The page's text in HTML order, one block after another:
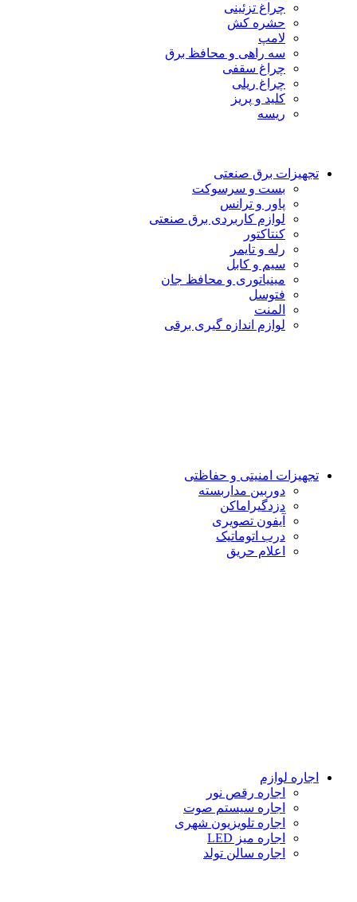
چراغ تزئينى
حشره كش
لامپ
سه راهی و محافظ برق
چراغ سقفی
چراغ ریلی
كليد و پريز
ریسه
تجهیزات برق صنعتی
بست و سرسوكت
پاور و ترانس
لوازم کاربردی برق صنعتی
کنتاکتور
رله و تایمر
سیم و کابل
مینیاتوری و محافظ جان
فتوسل
المنت
لوازم اندازه گيرى برقى
تجهیزات امنیتى و حفاظتی
دوربین مداربسته
دزدگیراماکن
آیفون تصویری
درب اتوماتیک
اعلام حریق
اجاره لوازم
اجاره رقص نور
اجاره سیستم صوت
اجاره تلویزیون شهری
اجاره میز LED
اجاره سالن تولد